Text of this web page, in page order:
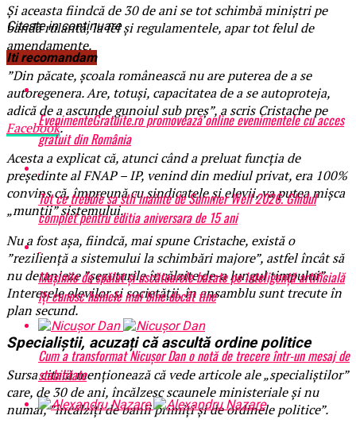
Și aceasta fiindcă de 30 de ani se tot schimbă miniștri pe
bandă rulantă, la fel și regulamentele, apar tot felul de
amendamente.
”Din păcate, școala românească nu are puterea de a se
autoregenera. Are, totuși, capacitatea de a se autoproteja,
adică de a ascunde gunoiul sub preș”, a scris Cristache pe
Facebook.
Acesta a explicat că, atunci când a preluat funcția de
președinte al FNAP – IP, venind din mediul privat, era 100%
convins că, împreună cu sindicatele și elevii, va putea mișca
„munții” sistemului.
Nu a fost așa, fiindcă, mai spune Cristache, există o
”reziliență a sistemului la schimbări majore”, astfel încât să
nu deranjeze ”șezuturile încălzite de-a lungul timpului”.
Interesele elevilor și societății, în ansamblu sunt trecute în
plan secund.
Specialiștii, acuzați că ascultă ordine politice
Sursa citată menționează că vede articole ale „specialiștilor”
care, de 30 de ani, încălzesc scaunele ministeriale și nu
numai, ”încălziți de banii primiți și de ordinele politice”.
Citeste in continuare
Iti recomandam
EvenimenteGratuite.ro promovează online evenimentele cu acces
gratuit din România
Tot ce trebuie sa stii inainte de Summer Well 2026. Ghidul
complet pentru editia aniversara de 15 ani
Mașinile de spălat și uscătoarele bazate pe inteligență artificială
îți cunosc hainele mai bine decât tine
Cum a transformat Nicușor Dan o notă de trecere într-un mesaj de
stabilitate